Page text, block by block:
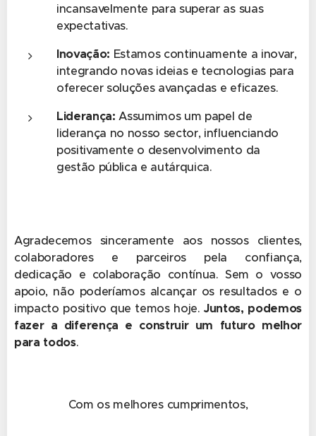
incansavelmente para superar as suas
expectativas.
Inovação: Estamos continuamente a inovar,
integrando novas ideias e tecnologias para
oferecer soluções avançadas e eficazes.
Liderança: Assumimos um papel de
liderança no nosso sector, influenciando
positivamente o desenvolvimento da
gestão pública e autárquica.
Agradecemos sinceramente aos nossos clientes,
colaboradores e parceiros pela confiança,
dedicação e colaboração contínua. Sem o vosso
apoio, não poderíamos alcançar os resultados e o
impacto positivo que temos hoje.Juntos, podemos
fazer a diferença e construir um futuro melhor
para todos.
Com os melhores cumprimentos,